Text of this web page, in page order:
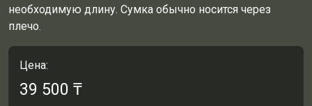
необходимую длину. Сумка обычно носится через
плечо.
Цена:
39 500 ₸